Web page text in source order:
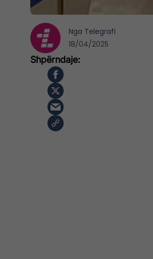
Nga Telegrafi
18/04/2025